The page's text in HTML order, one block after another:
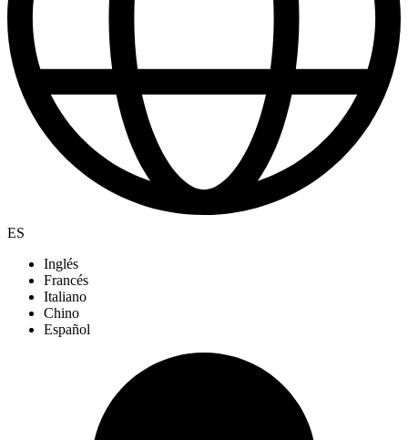
ES
Inglés
Francés
Italiano
Chino
Español